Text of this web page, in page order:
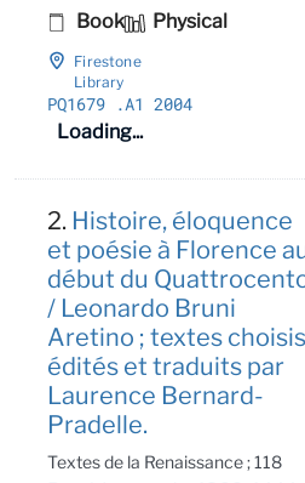
Book Physical
Firestone
Library
PQ1679 .A1 2004
Loading...
2. Histoire, éloquence
et poésie à Florence
début du
/ Leonardo Bruni
Aretino ; textes
édités et traduits par
Laurence Bernard-
Pradelle.
Textes de la Renaissance ; 118